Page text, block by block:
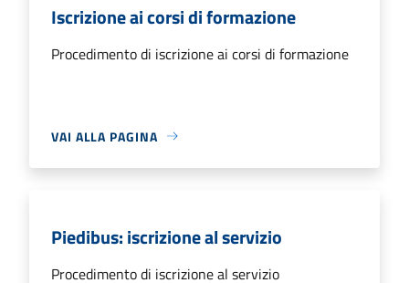
Iscrizione ai corsi di formazione
Procedimento di iscrizione ai corsi di formazione
VAI ALLA PAGINA
Piedibus: iscrizione al servizio
Procedimento di iscrizione al servizio